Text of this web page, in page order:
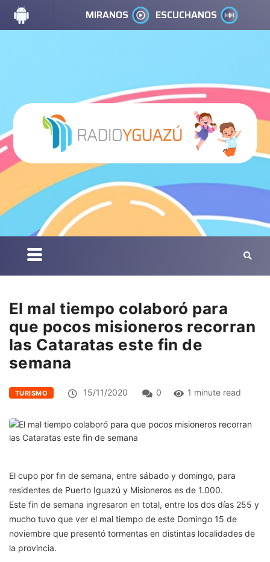
MIRANOS ESCUCHANOS
El mal tiempo colaboró para
que pocos misioneros recorran
las Cataratas este fin de
semana
TURISMO 15/11/2020 0 1 minute read
El cupo por fin de semana, entre sábado y domingo, para
residentes de Puerto Iguazú y Misioneros es de 1.000.
Este fin de semana ingresaron en total, entre los dos días 255 y
mucho tuvo que ver el mal tiempo de este Domingo 15 de
noviembre que presentó tormentas en distintas localidades de
la provincia.